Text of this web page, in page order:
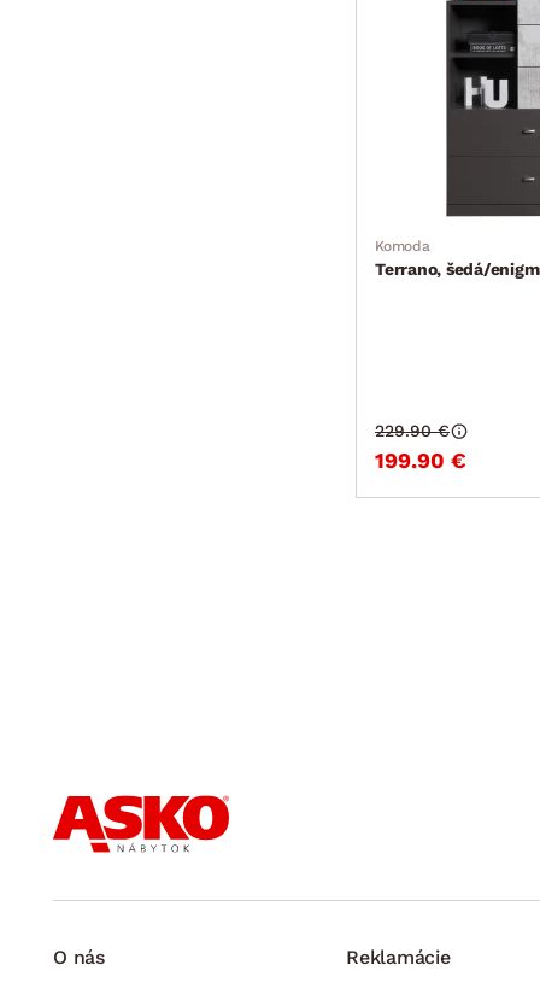
Komoda
Terrano, šedá/
199.90 €
229.90 €
O nás Reklamácie